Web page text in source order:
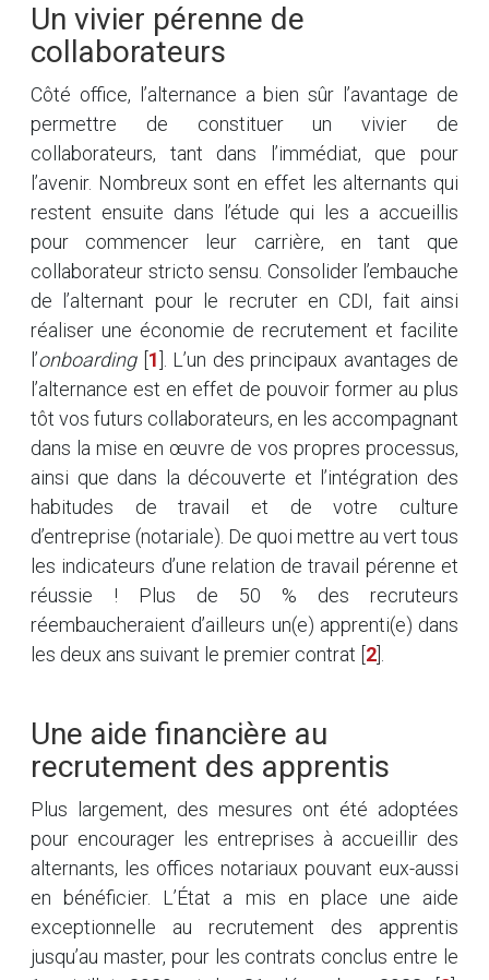
Un vivier pérenne de
collaborateurs
Côté office, l’alternance a bien sûr l’avantage de
permettre de constituer un vivier de
collaborateurs, tant dans l’immédiat, que pour
l’avenir. Nombreux sont en effet les alternants qui
restent ensuite dans l’étude qui les a accueillis
pour commencer leur carrière, en tant que
collaborateur stricto sensu. Consolider l’embauche
de l’alternant pour le recruter en CDI, fait ainsi
réaliser une économie de recrutement et facilite
l’onboarding[ 1
. L’un des principaux avantages de
l’alternance est en effet de pouvoir former au plus
tôt vos futurs collaborateurs, en les accompagnant
dans la mise en œuvre de vos propres processus,
ainsi que dans la découverte et l’intégration des
habitudes de travail et de votre culture
d’entreprise (notariale). De quoi mettre au vert tous
les indicateurs d’une relation de travail pérenne et
réussie ! Plus de 50 % des recruteurs
réembaucheraient d’ailleurs un(e) apprenti(e) dans
les deux ans suivant le premier contrat 2
Une aide financière au
recrutement des apprentis
Plus largement, des mesures ont été adoptées
pour encourager les entreprises à accueillir des
alternants, les offices notariaux pouvant eux-aussi
en bénéficier. L’État a mis en place une aide
exceptionnelle au recrutement des apprentis
jusqu’au master, pour les contrats conclus entre le